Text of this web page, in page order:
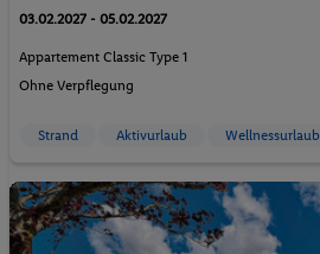
03.02.2027 - 05.02.2027
Appartement Classic Type 1
Ohne Verpflegung
Strand Aktivurlaub Wellnessurlaub